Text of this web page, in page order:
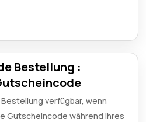
Bestellung :
verfügbar, wenn
Gutscheincode während ihres